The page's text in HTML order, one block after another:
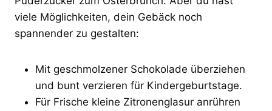
viele Möglichkeiten, dein Gebäck noch
spannender zu gestalten:
Mit geschmolzener Schokolade überziehen
und bunt verzieren für Kindergeburtstage.
Für Frische kleine Zitronenglasur anrühren